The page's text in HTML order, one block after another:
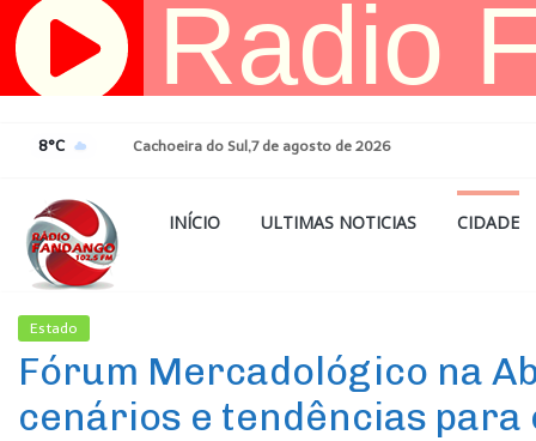
Pular
para
8°C Cachoeira do Sul,7 de agosto de 2026
INÍCIO ULTIMAS NOTICIAS CIDADE
Estado
Fórum Mercadológico na
cenários e tendências para